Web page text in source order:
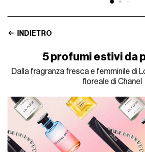
INDIETRO
5 profumi estivi da
Dalla fragranza fresca e femminile di
floreale di Chanel